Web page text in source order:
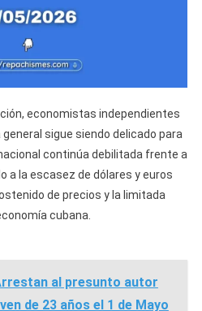
economistas independientes
sigue siendo delicado para
continúa debilitada frente a
a la escasez de dólares y euros
de precios y la limitada
cubana.
al presunto autor
de 23 años el 1 de Mayo